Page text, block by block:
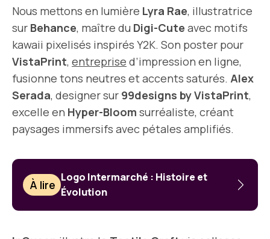
Nous mettons en lumière Lyra Rae, illustratrice
sur Behance, maître du Digi-Cute avec motifs
kawaii pixelisés inspirés Y2K. Son poster pour
VistaPrint, entreprise d’impression en ligne,
fusionne tons neutres et accents saturés. Alex
Serada, designer sur 99designs by VistaPrint,
excelle en Hyper-Bloom surréaliste, créant
paysages immersifs avec pétales amplifiés.
À lire
Logo Intermarché : Histoire et
Évolution